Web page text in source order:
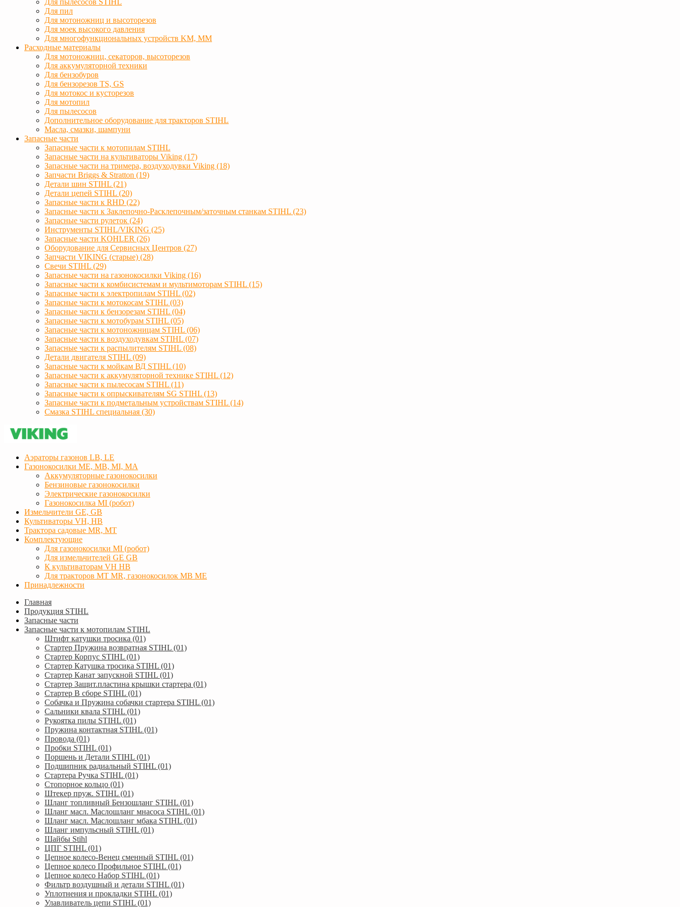
Для пылесосов STIHL
Для пил
Для мотоножниц и высоторезов
Для моек высокого давления
Для многофункциональных устройств KM, MM
Расходные материалы
Для мотоножниц, секаторов, высоторезов
Для аккумуляторной техники
Для бензобуров
Для бензорезов TS, GS
Для мотокос и кусторезов
Для мотопил
Для пылесосов
Дополнительное оборудование для тракторов STIHL
Масла, смазки, шампуни
Запасные части
Запасные части к мотопилам STIHL
Запасные части на культиваторы Viking (17)
Запасные части на тримера, воздуходувки Viking (18)
Запчасти Briggs & Stratton (19)
Детали шин STIHL (21)
Детали цепей STIHL (20)
Запасные части к RHD (22)
Запасные части к Заклепочно-Расклепочным/заточным станкам STIHL (23)
Запасные части рулеток (24)
Инструменты STIHL/VIKING (25)
Запасные части KOHLER (26)
Оборудование для Сервисных Центров (27)
Запчасти VIKING (старые) (28)
Свечи STIHL (29)
Запасные части на газонокосилки Viking (16)
Запасные части к комбисистемам и мультимоторам STIHL (15)
Запасные части к электропилам STIHL (02)
Запасные части к мотокосам STIHL (03)
Запасные части к бензорезам STIHL (04)
Запасные части к мотобурам STIHL (05)
Запасные части к мотоножницам STIHL (06)
Запасные части к воздуходувкам STIHL (07)
Запасные части к распылителям STIHL (08)
Детали двигателя STIHL (09)
Запасные части к мойкам ВД STIHL (10)
Запасные части к аккумуляторной технике STIHL (12)
Запасные части к пылесосам STIHL (11)
Запасные части к опрыскивателям SG STIHL (13)
Запасные части к подметальным устройствам STIHL (14)
Смазка STIHL специальная (30)
Аэраторы газонов LB, LE
Газонокосилки ME, MB, MI, MA
Аккумуляторные газонокосилки
Бензиновые газонокосилки
Электрические газонокосилки
Газонокосилка MI (робот)
Измельчители GE, GB
Культиваторы VH, HB
Трактора садовые MR, MT
Комплектующие
Для газонокосилки MI (робот)
Для измельчителей GE GB
К культиваторам VH HB
Для тракторов МТ MR, газонокосилок MB ME
Принадлежности
Главная
Продукция STIHL
Запасные части
Запасные части к мотопилам STIHL
Штифт катушки тросика (01)
Стартер Пружина возвратная STIHL (01)
Стартер Корпус STIHL (01)
Стартер Катушка тросика STIHL (01)
Стартер Канат запускной STIHL (01)
Стартер Защит.пластина крышки стартера (01)
Стартер В сборе STIHL (01)
Собачка и Пружина собачки стартера STIHL (01)
Сальники квала STIHL (01)
Рукоятка пилы STIHL (01)
Пружина контактная STIHL (01)
Провода (01)
Пробки STIHL (01)
Поршень и Детали STIHL (01)
Подшипник радиальный STIHL (01)
Стартера Ручка STIHL (01)
Стопорное кольцо (01)
Штекер пруж. STIHL (01)
Шланг топливный Бензошланг STIHL (01)
Шланг масл. Маслошланг мнасоса STIHL (01)
Шланг масл. Маслошланг мбака STIHL (01)
Шланг импульсный STIHL (01)
Шайбы Stihl
ЦПГ STIHL (01)
Цепное колесо-Венец сменный STIHL (01)
Цепное колесо Профильное STIHL (01)
Цепное колесо Набор STIHL (01)
Фильтр воздушный и детали STIHL (01)
Уплотнения и прокладки STIHL (01)
Улавливатель цепи STIHL (01)